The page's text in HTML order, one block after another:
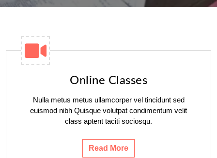
Online Classes
Nulla metus metus ullamcorper vel tincidunt sed
euismod nibh Quisque volutpat condimentum velit
class aptent taciti sociosqu.
Read More